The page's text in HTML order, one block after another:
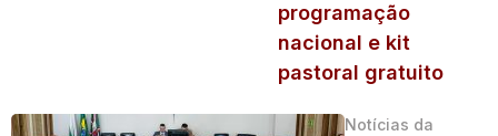
programação
nacional e kit
pastoral gratuito
Notícias da